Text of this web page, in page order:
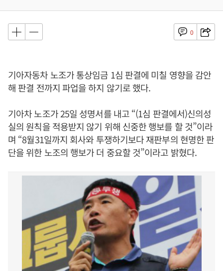
0
기아자동차 노조가 통상임금 1심 판결에 미칠 영향을 감안
해 판결 전까지 파업을 하지 않기로 했다.
기아차 노조가 25일 성명서를 내고 “(1심 판결에서)신의성
실의 원칙을 적용받지 않기 위해 신중한 행보를 할 것”이라
며 “8월31일까지 회사와 투쟁하기보다 재판부의 현명한 판
단을 위한 노조의 행보가 더 중요할 것”이라고 밝혔다.